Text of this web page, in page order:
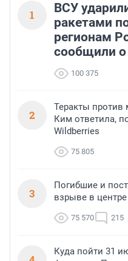
1
ВСУ
ракетами
регионам
сообщили
100 375
2
Теракты против
Ким ответила,
Wildberries
75 805
3
Погибшие и
взрыве в
75 570 215
Куда пойти 31